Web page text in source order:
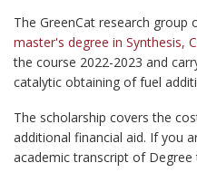
The GreenCat research
master's degree in Synthesis,
the course 2022-2023 and
catalytic obtaining of fuel
The scholarship covers the
additional financial aid. If you
academic transcript of Degree